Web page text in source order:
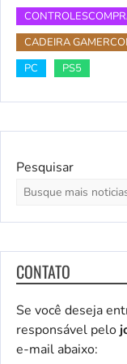
CADEIRA
PC
PS5
Pesquisar
CONTATO
Se você deseja
responsável pelo
e-mail abaixo: